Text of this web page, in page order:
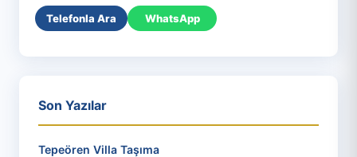
Telefonla Ara WhatsApp
Son Yazılar
Tepeören Villa Taşıma